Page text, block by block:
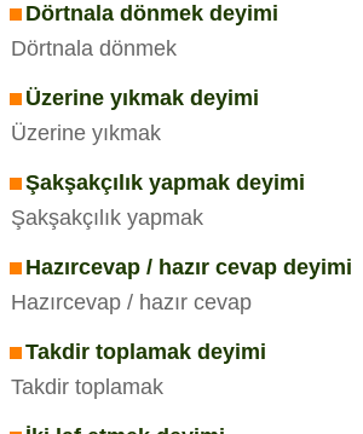
Dörtnala dönmek deyimi
Dörtnala dönmek
Üzerine yıkmak deyimi
Üzerine yıkmak
Şakşakçılık yapmak deyimi
Şakşakçılık yapmak
Hazırcevap / hazır cevap deyimi
Hazırcevap / hazır cevap
Takdir toplamak deyimi
Takdir toplamak